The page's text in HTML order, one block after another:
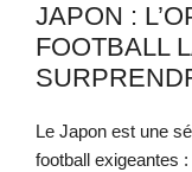
JAPON :
FOOTBALL
Le Japon est une
football exigeantes